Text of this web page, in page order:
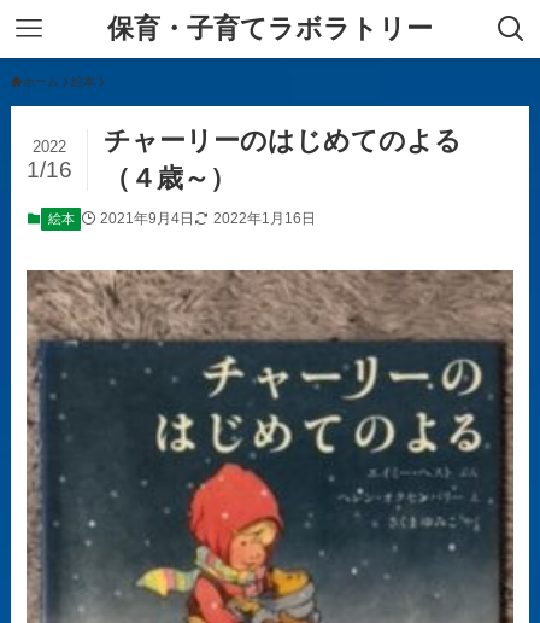
保育・子育てラボラトリー
ホーム 絵本
チャーリーのはじめてのよる
（４歳～）
2022
1/16
絵本 2021年9月4日 2022年1月16日